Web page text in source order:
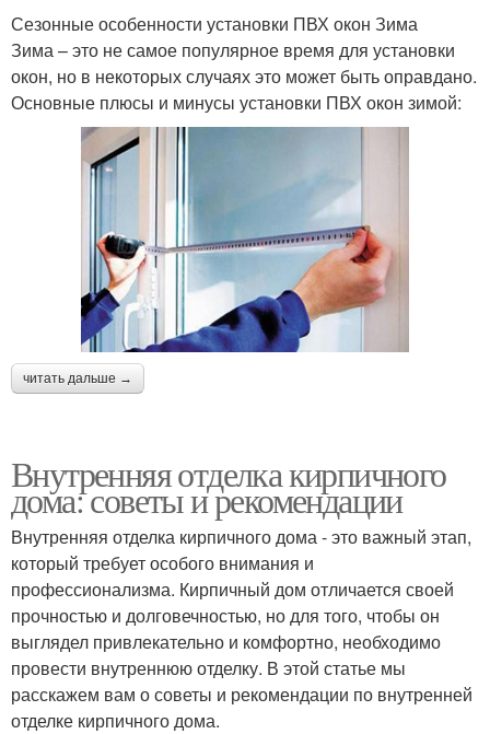
Сезонные особенности установки ПВХ окон Зима
Зима – это не самое популярное время для установки
окон, но в некоторых случаях это может быть оправдано.
Основные плюсы и минусы установки ПВХ окон зимой:
читать дальше →
Внутренняя отделка кирпичного
дома: советы и рекомендации
Внутренняя отделка кирпичного дома - это важный этап,
который требует особого внимания и
профессионализма. Кирпичный дом отличается своей
прочностью и долговечностью, но для того, чтобы он
выглядел привлекательно и комфортно, необходимо
провести внутреннюю отделку. В этой статье мы
расскажем вам о советы и рекомендации по внутренней
отделке кирпичного дома.